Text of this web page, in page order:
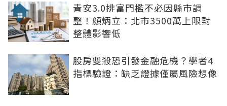
青安3.0排富門檻不必因縣市調
整！顏炳立：北市3500萬上限對
整體影響低
股房雙殺恐引發金融危機？學者4
指標驗證：缺乏證據僅屬風險想像